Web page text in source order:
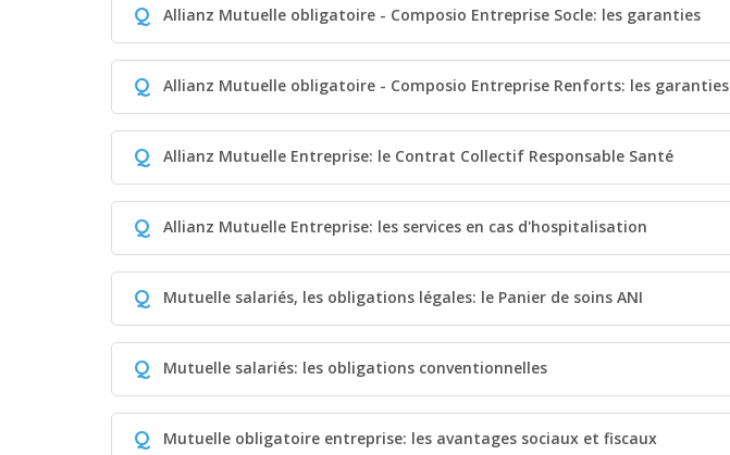
Q Allianz Mutuelle obligatoire - Composio Entreprise Socle: les garanties
Q Allianz Mutuelle obligatoire - Composio Entreprise Renforts: les garanties
Q Allianz Mutuelle Entreprise: le Contrat Collectif Responsable Santé
Q Allianz Mutuelle Entreprise: les services en cas d'hospitalisation
Q Mutuelle salariés, les obligations légales: le Panier de soins ANI
Q Mutuelle salariés: les obligations conventionnelles
Q Mutuelle obligatoire entreprise: les avantages sociaux et fiscaux